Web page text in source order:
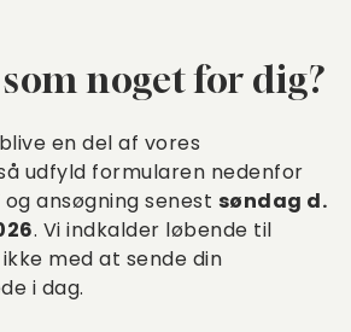
noget for dig?
en del af vores
udfyld formularen nedenfor
ansøgning senest søndag d.
. Vi indkalder løbende til
med at sende din
i dag.